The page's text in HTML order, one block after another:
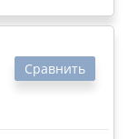
Сравнить